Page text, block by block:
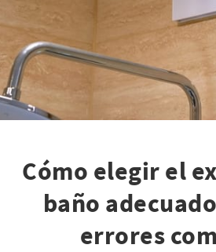
Cómo elegir el
baño
errores